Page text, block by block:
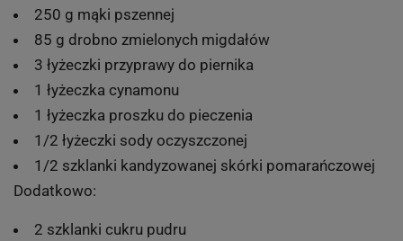
250 g mąki pszennej
85 g drobno zmielonych migdałów
3 łyżeczki przyprawy do piernika
1 łyżeczka cynamonu
1 łyżeczka proszku do pieczenia
1/2 łyżeczki sody oczyszczonej
1/2 szklanki kandyzowanej skórki pomarańczowej
Dodatkowo:
2 szklanki cukru pudru